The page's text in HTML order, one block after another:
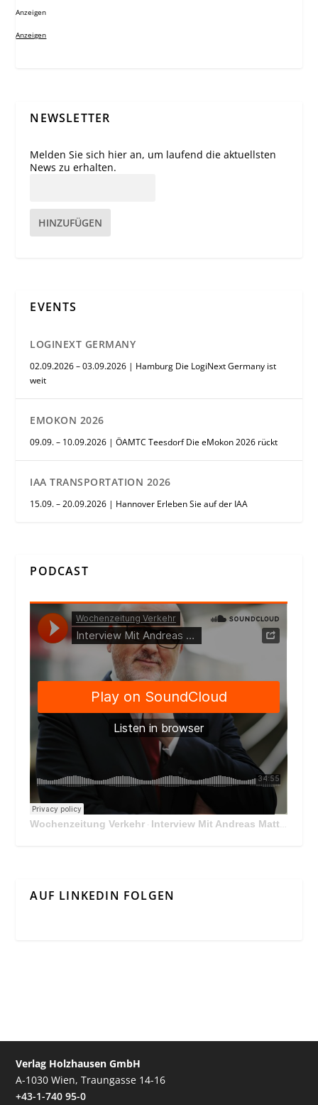
Anzeigen
Anzeigen
NEWSLETTER
Melden Sie sich hier an, um laufend die aktuellsten
News zu erhalten.
HINZUFÜGEN
EVENTS
LOGINEXT GERMANY
02.09.2026 – 03.09.2026 | Hamburg Die LogiNext Germany ist
weit
EMOKON 2026
09.09. – 10.09.2026 | ÖAMTC Teesdorf Die eMokon 2026 rückt
IAA TRANSPORTATION 2026
15.09. – 20.09.2026 | Hannover Erleben Sie auf der IAA
PODCAST
Wochenzeitung Verkehr · Interview Mit Andreas Matthä, CEO der ÖBB Holding
AUF LINKEDIN FOLGEN
Verlag Holzhausen GmbH
A-1030 Wien, Traungasse 14-16
+43-1-740 95-0